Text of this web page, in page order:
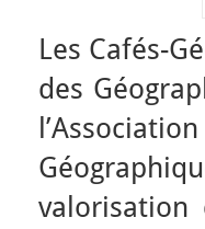
Les Cafés-
des
valorisation